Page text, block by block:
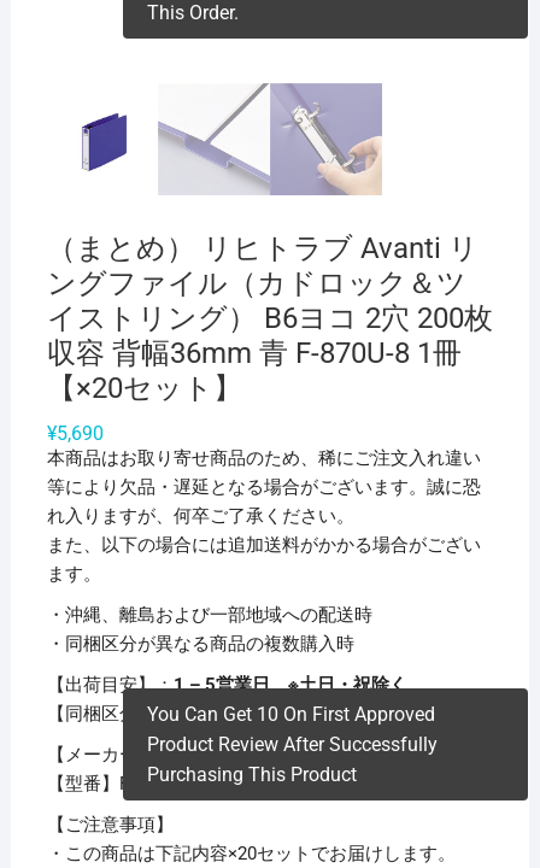
（まとめ） リヒトラブ Avanti リ
ングファイル（カドロック＆ツ
イストリング） B6ヨコ 2穴 200枚
収容 背幅36mm 青 F-870U-8 1冊
【×20セット】
¥5,690
本商品はお取り寄せ商品のため、稀にご注文入れ違い
等により欠品・遅延となる場合がございます。誠に恐
れ入りますが、何卒ご了承ください。
また、以下の場合には追加送料がかかる場合がござい
ます。
・沖縄、離島および一部地域への配送時
・同梱区分が異なる商品の複数購入時
【出荷目安】：1 – 5営業日 ※土日・祝除く
【同梱区分】：TS 1
【メーカー名】リヒトラブ
【型番】F-870U-8
【ご注意事項】
・この商品は下記内容×20セットでお届けします。
This Order.
You Can Get 10 On First Approved
Product Review After Successfully
Purchasing This Product